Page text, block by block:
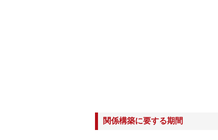
関係構築に要する期間